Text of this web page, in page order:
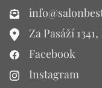
Za Pasáží
Facebook
Instagram